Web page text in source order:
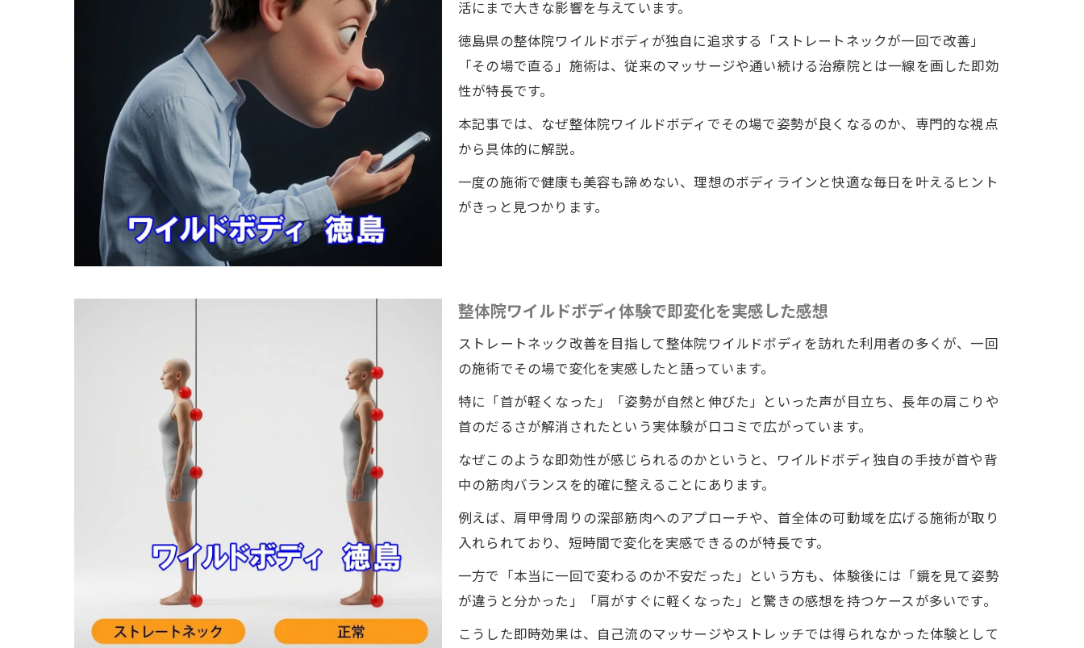
活にまで大きな影響を与えています。
徳島県の整体院ワイルドボディが独自に追求する「ストレートネックが一回で改善」
「その場で直る」施術は、従来のマッサージや通い続ける治療院とは一線を画した即効
性が特長です。
本記事では、なぜ整体院ワイルドボディでその場で姿勢が良くなるのか、専門的な視点
から具体的に解説。
一度の施術で健康も美容も諦めない、理想のボディラインと快適な毎日を叶えるヒント
がきっと見つかります。
整体院ワイルドボディ体験で即変化を実感した感想
ストレートネック改善を目指して整体院ワイルドボディを訪れた利用者の多くが、一回
の施術でその場で変化を実感したと語っています。
特に「首が軽くなった」「姿勢が自然と伸びた」といった声が目立ち、長年の肩こりや
首のだるさが解消されたという実体験が口コミで広がっています。
なぜこのような即効性が感じられるのかというと、ワイルドボディ独自の手技が首や背
中の筋肉バランスを的確に整えることにあります。
例えば、肩甲骨周りの深部筋肉へのアプローチや、首全体の可動域を広げる施術が取り
入れられており、短時間で変化を実感できるのが特長です。
一方で「本当に一回で変わるのか不安だった」という方も、体験後には「鏡を見て姿勢
が違うと分かった」「肩がすぐに軽くなった」と驚きの感想を持つケースが多いです。
こうした即時効果は、自己流のマッサージやストレッチでは得られなかった体験として